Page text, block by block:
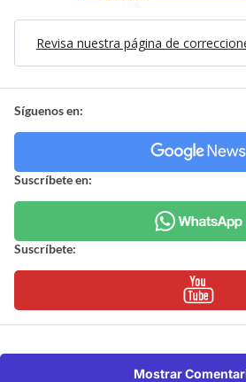
Revisa nuestra página de
Síguenos en:
Suscríbete en:
Suscríbete:
Mostrar